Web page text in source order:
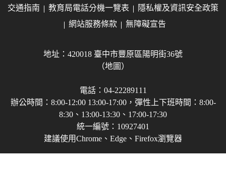
交通指南 教育局電話分機一覽表
隱私權及資訊安全政策
網站服務條款
無障礙宣告
地址：420018 臺中市豐原區陽明街36號
（地圖）
電話：04-22289111
辦公時間：8:00-12:00 13:00-17:00，彈性上下班時間：8:00-
8:30、13:00-13:30、17:00-17:30
統一編號：10927401
建議使用Chrome、Edge、Firefox瀏覽器